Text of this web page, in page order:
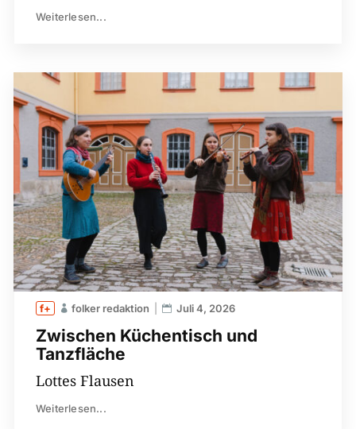
Weiterlesen...
Zwischen Küchentisch und
Tanzfläche
folker redaktion Juli 4, 2026
Lottes Flausen
Weiterlesen...